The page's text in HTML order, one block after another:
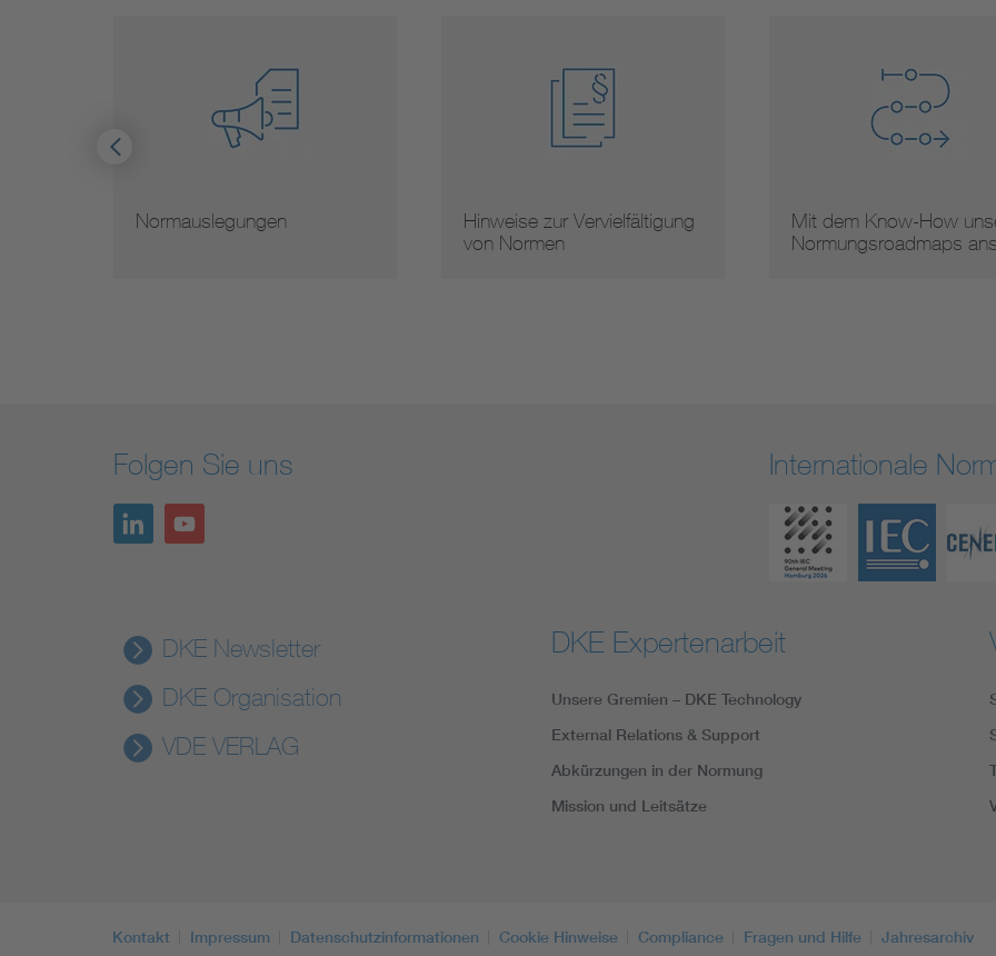
Normauslegungen
Hinweise zur Vervielfältigung
von Normen
Mit dem Know-How
Normungsroadmaps
Folgen Sie uns Internationale
DKE Newsletter
DKE Organisation
VDE VERLAG
DKE Expertenarbeit
Unsere Gremien – DKE Technology
External Relations & Support
Abkürzungen in der Normung
Mission und Leitsätze
Kontakt Impressum Datenschutzinformationen Cookie Hinweise Compliance Fragen und Hilfe Jahresarchiv